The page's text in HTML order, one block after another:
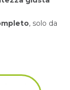
, solo da